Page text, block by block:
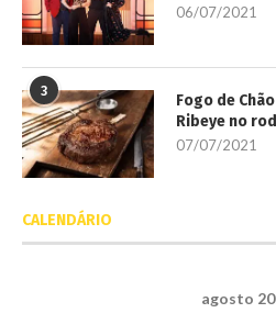
06/07/2021
3
Fogo de
Ribeye no
07/07/2021
CALENDÁRIO
agosto